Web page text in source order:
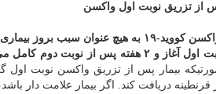
چند هفته پس از تزریق نوبت اول آغاز و ۲
دریافت کند. اگر بیمار علامت دار